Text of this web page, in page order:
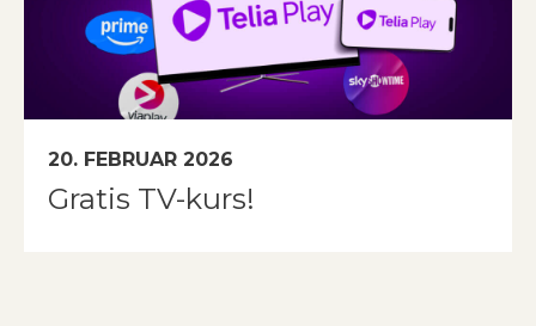
20. FEBRUAR 2026
Gratis TV-kurs!